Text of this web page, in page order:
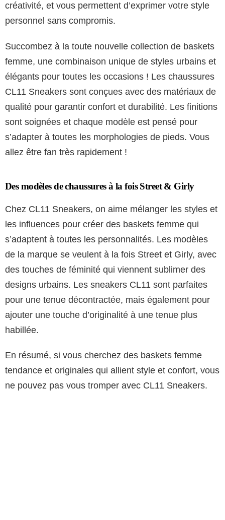
créativité, et vous permettent d’exprimer votre style
personnel sans compromis.
Succombez à la toute nouvelle collection de baskets
femme, une combinaison unique de styles urbains et
élégants pour toutes les occasions ! Les chaussures
CL11 Sneakers sont conçues avec des matériaux de
qualité pour garantir confort et durabilité. Les finitions
sont soignées et chaque modèle est pensé pour
s’adapter à toutes les morphologies de pieds. Vous
allez être fan très rapidement !
Des modèles de chaussures à la fois Street & Girly
Chez CL11 Sneakers, on aime mélanger les styles et
les influences pour créer des baskets femme qui
s’adaptent à toutes les personnalités. Les modèles
de la marque se veulent à la fois Street et Girly, avec
des touches de féminité qui viennent sublimer des
designs urbains. Les sneakers CL11 sont parfaites
pour une tenue décontractée, mais également pour
ajouter une touche d’originalité à une tenue plus
habillée.
En résumé, si vous cherchez des baskets femme
tendance et originales qui allient style et confort, vous
ne pouvez pas vous tromper avec CL11 Sneakers.